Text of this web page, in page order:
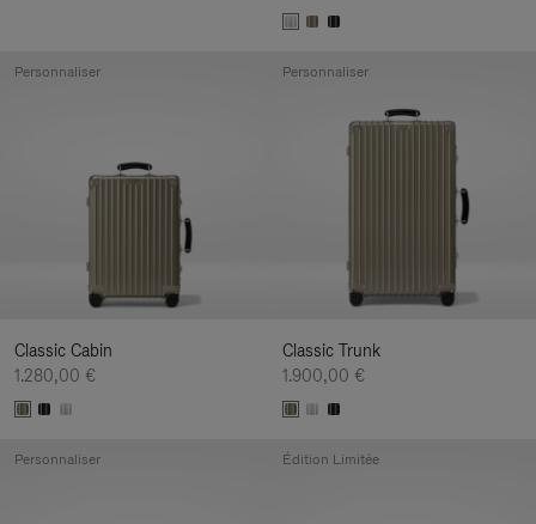
Classic Cabin
1.280,00 €
Personnaliser
Classic Trunk
1.900,00 €
Personnaliser
Personnaliser Édition Limitée